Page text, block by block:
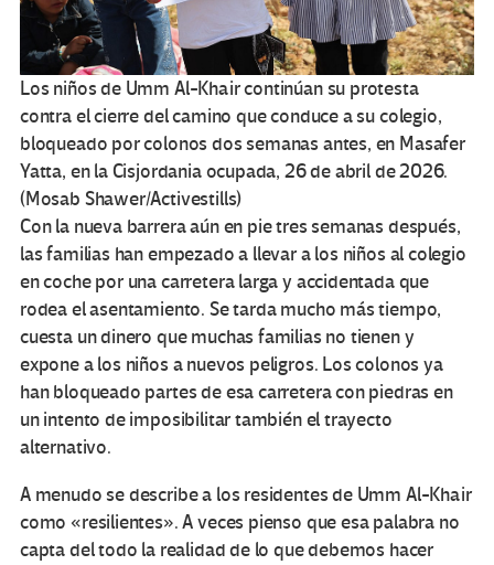
Los niños de Umm Al-Khair continúan su protesta
contra el cierre del camino que conduce a su colegio,
bloqueado por colonos dos semanas antes, en Masafer
Yatta, en la Cisjordania ocupada, 26 de abril de 2026.
(Mosab Shawer/Activestills)
Con la nueva barrera aún en pie tres semanas después,
las familias han empezado a llevar a los niños al colegio
en coche por una carretera larga y accidentada que
rodea el asentamiento. Se tarda mucho más tiempo,
cuesta un dinero que muchas familias no tienen y
expone a los niños a nuevos peligros. Los colonos ya
han bloqueado partes de esa carretera con piedras en
un intento de imposibilitar también el trayecto
alternativo.
A menudo se describe a los residentes de Umm Al-Khair
como «resilientes». A veces pienso que esa palabra no
capta del todo la realidad de lo que debemos hacer